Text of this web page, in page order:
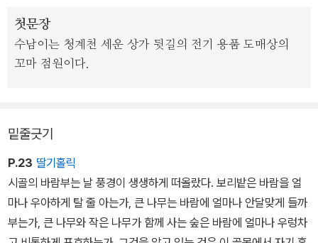
는 담임인 문선생님께 의논을 드린다. 도시 아이들에 주눅들린 한 똑
똑한 시골아이와 진정한 가치를 볼 줄 아는 선생님과의 대화를 통해
참된 것이 무엇인지를 깨닫게 해준다.
켜나가는 할아버지와 소년의 이야기를 다룬 '시인의 꿈', 아무 것도 부
위해 동네 회의를 열지만 정작 필요한 대안은 듣지 못하는 궁전아파
트 주민들의 이야기 '옥상의 민들레꽃', 언제나 내편이 되어 친구처럼
이야기를 들어주시는 할머니의 이야기를 다룬 '할머니는 우리 편', 자
신보다 행복한 사람을 질투해 파멸하고 마는 임금님의 이야기 '마지
첫문장
수남이는 청계천 세운 상가 뒷길의 전기 용품 도매상의
꼬마 점원이다.
밑줄긋기
P.23 딸기홀릭
시골의 바람부는 날 풍경이 생생하게 떠올랐다. 보리밭은 바람을 얼
마나 우아하게 탈 줄 아는가, 큰 나무는 바람에 얼마나 안달맞게 들까
부는가, 큰 나무와 작은 나무가 함께 사는 숲은 바람에 얼마나 우렁차